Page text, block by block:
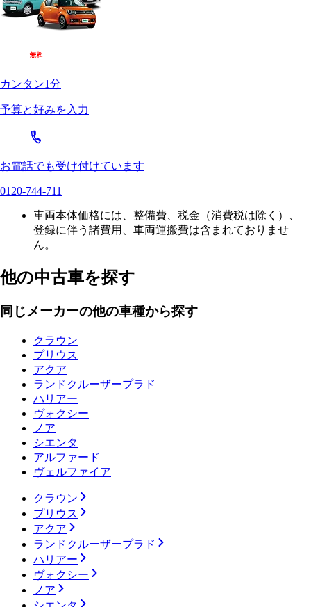
カンタン1分
予算と好みを入力
お電話でも受け付けています
0120-744-711
車両本体価格には、整備費、税金（消費税は除く）、
登録に伴う諸費用、車両運搬費は含まれておりませ
ん。
他の中古車を探す
同じメーカーの他の車種から探す
クラウン
プリウス
アクア
ランドクルーザープラド
ハリアー
ヴォクシー
ノア
シエンタ
アルファード
ヴェルファイア
クラウン
プリウス
アクア
ランドクルーザープラド
ハリアー
ヴォクシー
ノア